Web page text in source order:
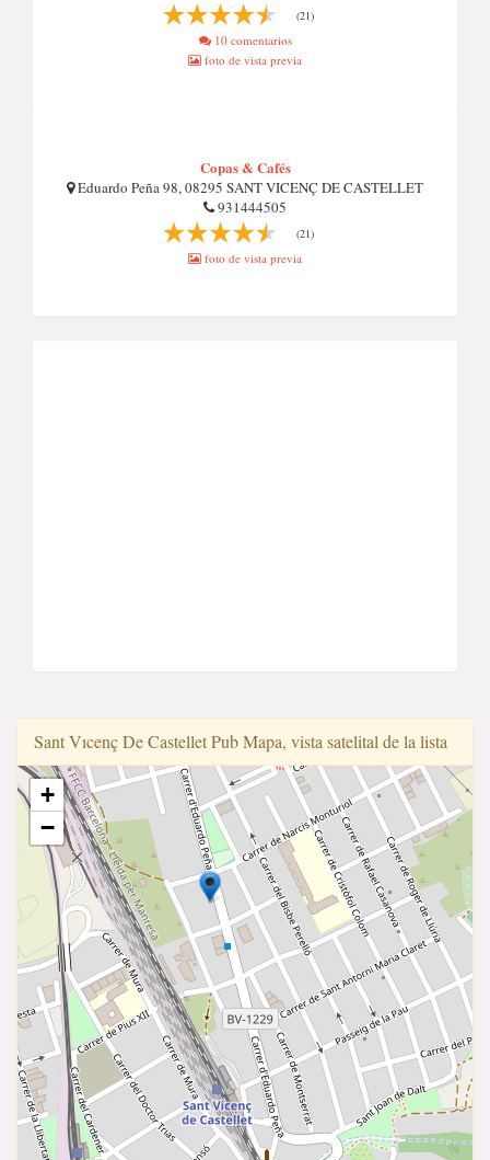
(21)
10 comentarios
foto de vista previa
Copas & Cafés
Eduardo Peña 98, 08295 SANT VICENÇ DE CASTELLET
931444505
(21)
foto de vista previa
Sant Vıcenç De Castellet Pub Mapa, vista satelital de la lista
+
−